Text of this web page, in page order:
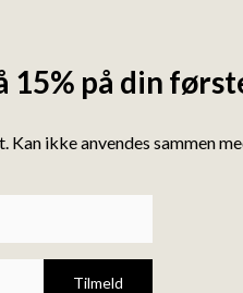
15% på din
ikke anvendes sammen
Tilmeld